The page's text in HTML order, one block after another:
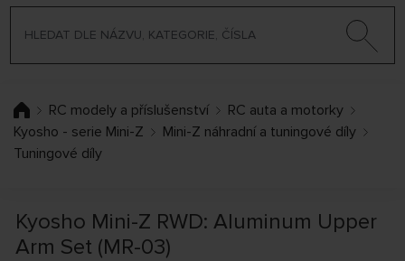
RC modely a příslušenství
RC auta a motorky
Kyosho - serie Mini-Z
Mini-Z náhradní a tuningové díly
Tuningové díly
Kyosho Mini-Z RWD: Aluminum Upper
Arm Set (MR-03)